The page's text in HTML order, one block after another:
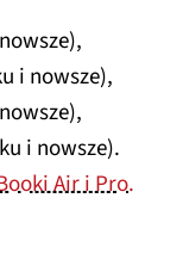
i nowsze),
i nowsze).
Air i Pro.